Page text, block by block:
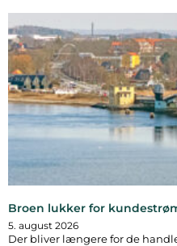
Broen lukker for
5. august 2026
Der bliver længere for de